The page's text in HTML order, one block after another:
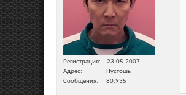
Регистрация
23.05.2007
Адрес
Пустошь
Сообщения
80,935